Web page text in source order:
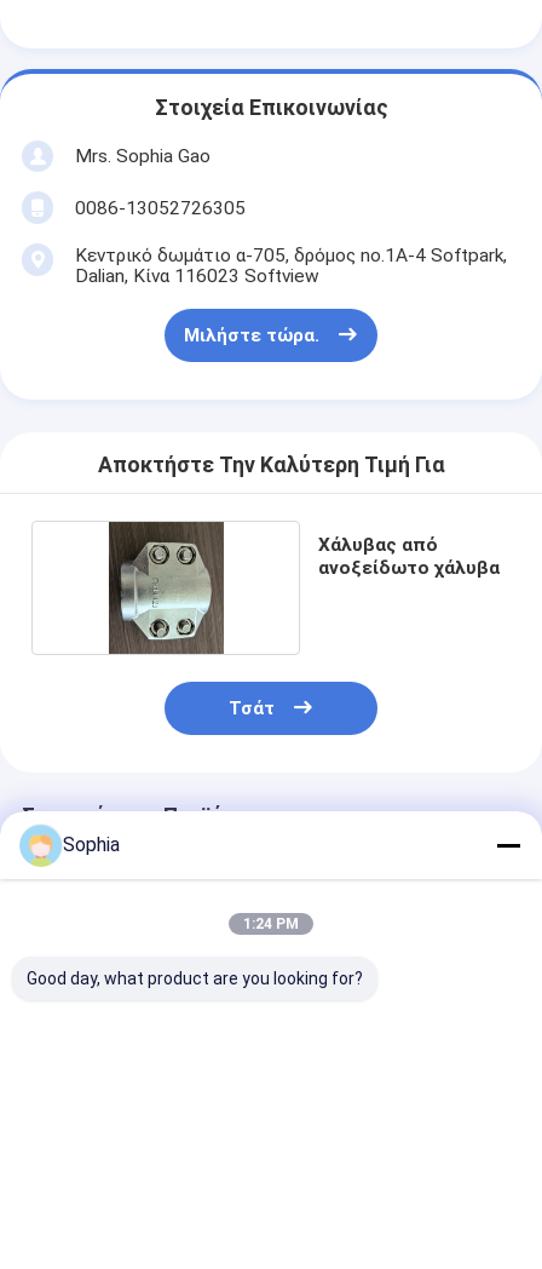
Στοιχεία Επικοινωνίας
Mrs. Sophia Gao
0086-13052726305
Κεντρικό δωμάτιο α-705, δρόμος no.1A-4 Softpark,
Dalian, Κίνα 116023 Softview
Μιλήστε τώρα.
Αποκτήστε Την Καλύτερη Τιμή Για
Χάλυβας από
ανοξείδωτο χάλυβα
Τσάτ
Συνιστώμενα Προϊόντα
Sophia
1:24 PM
Good day, what product are you looking for?